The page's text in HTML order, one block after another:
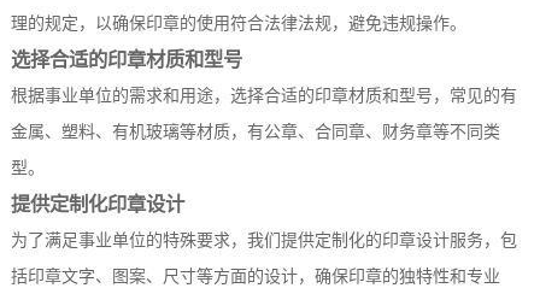
理的规定，以确保印章的使用符合法律法规，避免违规操作。
选择合适的印章材质和型号
根据事业单位的需求和用途，选择合适的印章材质和型号，常见的有
金属、塑料、有机玻璃等材质，有公章、合同章、财务章等不同类
型。
提供定制化印章设计
为了满足事业单位的特殊要求，我们提供定制化的印章设计服务，包
括印章文字、图案、尺寸等方面的设计，确保印章的独特性和专业